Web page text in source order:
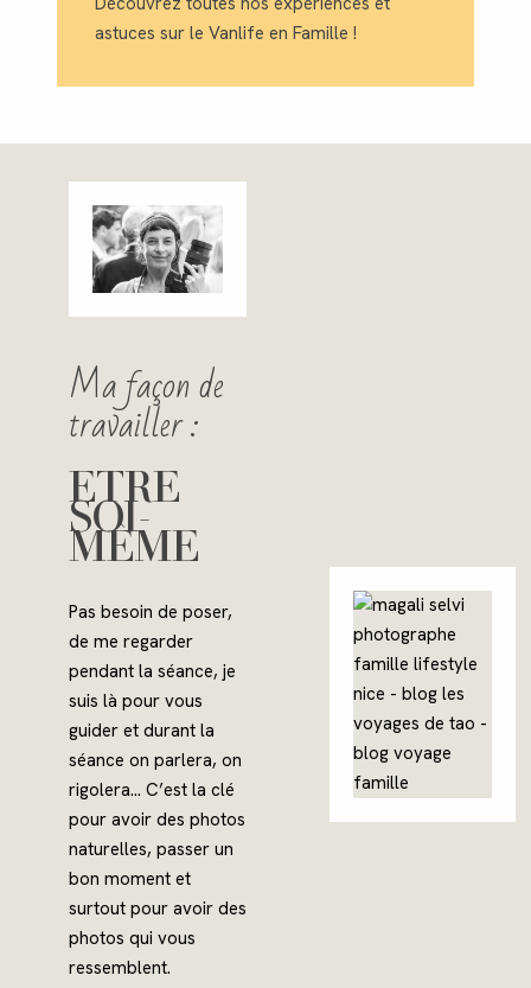
astuces sur le Vanlife en Famille !
Ma façon de
travailler :
ETRE
SOI-
MÊME
Pas besoin de poser,
de me regarder
pendant la séance, je
suis là pour vous
guider et durant la
séance on parlera, on
rigolera… C’est la clé
pour avoir des photos
naturelles, passer un
bon moment et
surtout pour avoir des
photos qui vous
ressemblent.